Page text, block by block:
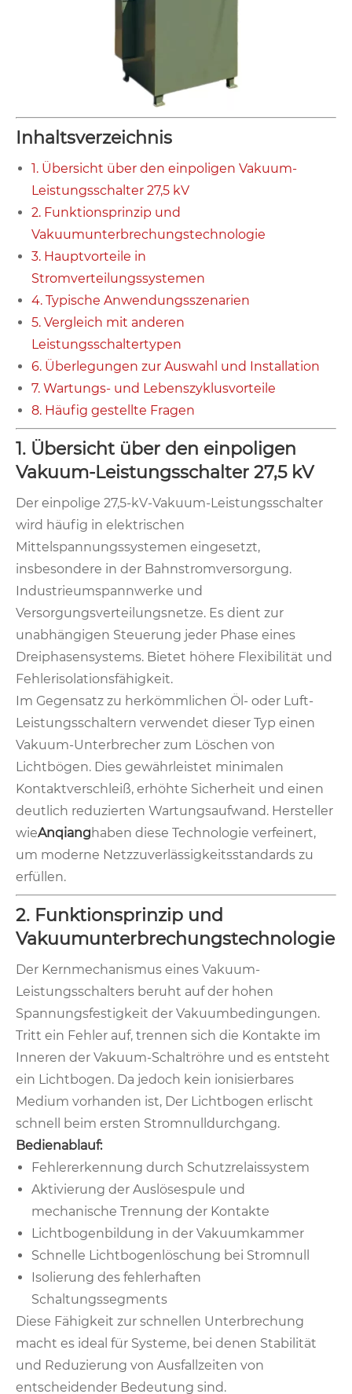
Inhaltsverzeichnis
1. Übersicht über den einpoligen Vakuum-
Leistungsschalter 27,5 kV
2. Funktionsprinzip und
Vakuumunterbrechungstechnologie
3. Hauptvorteile in
Stromverteilungssystemen
4. Typische Anwendungsszenarien
5. Vergleich mit anderen
Leistungsschaltertypen
6. Überlegungen zur Auswahl und Installation
7. Wartungs- und Lebenszyklusvorteile
8. Häufig gestellte Fragen
1. Übersicht über den einpoligen
Vakuum-Leistungsschalter 27,5 kV
Der einpolige 27,5-kV-Vakuum-Leistungsschalter
wird häufig in elektrischen
Mittelspannungssystemen eingesetzt,
insbesondere in der Bahnstromversorgung.
Industrieumspannwerke und
Versorgungsverteilungsnetze. Es dient zur
unabhängigen Steuerung jeder Phase eines
Dreiphasensystems. Bietet höhere Flexibilität und
Fehlerisolationsfähigkeit.
Im Gegensatz zu herkömmlichen Öl- oder Luft-
Leistungsschaltern verwendet dieser Typ einen
Vakuum-Unterbrecher zum Löschen von
Lichtbögen. Dies gewährleistet minimalen
Kontaktverschleiß, erhöhte Sicherheit und einen
deutlich reduzierten Wartungsaufwand. Hersteller
wieAnqianghaben diese Technologie verfeinert,
um moderne Netzzuverlässigkeitsstandards zu
erfüllen.
2. Funktionsprinzip und
Vakuumunterbrechungstechnologie
Der Kernmechanismus eines Vakuum-
Leistungsschalters beruht auf der hohen
Spannungsfestigkeit der Vakuumbedingungen.
Tritt ein Fehler auf, trennen sich die Kontakte im
Inneren der Vakuum-Schaltröhre und es entsteht
ein Lichtbogen. Da jedoch kein ionisierbares
Medium vorhanden ist, Der Lichtbogen erlischt
schnell beim ersten Stromnulldurchgang.
Bedienablauf:
Fehlererkennung durch Schutzrelaissystem
Aktivierung der Auslösespule und
mechanische Trennung der Kontakte
Lichtbogenbildung in der Vakuumkammer
Schnelle Lichtbogenlöschung bei Stromnull
Isolierung des fehlerhaften
Schaltungssegments
Diese Fähigkeit zur schnellen Unterbrechung
macht es ideal für Systeme, bei denen Stabilität
und Reduzierung von Ausfallzeiten von
entscheidender Bedeutung sind.